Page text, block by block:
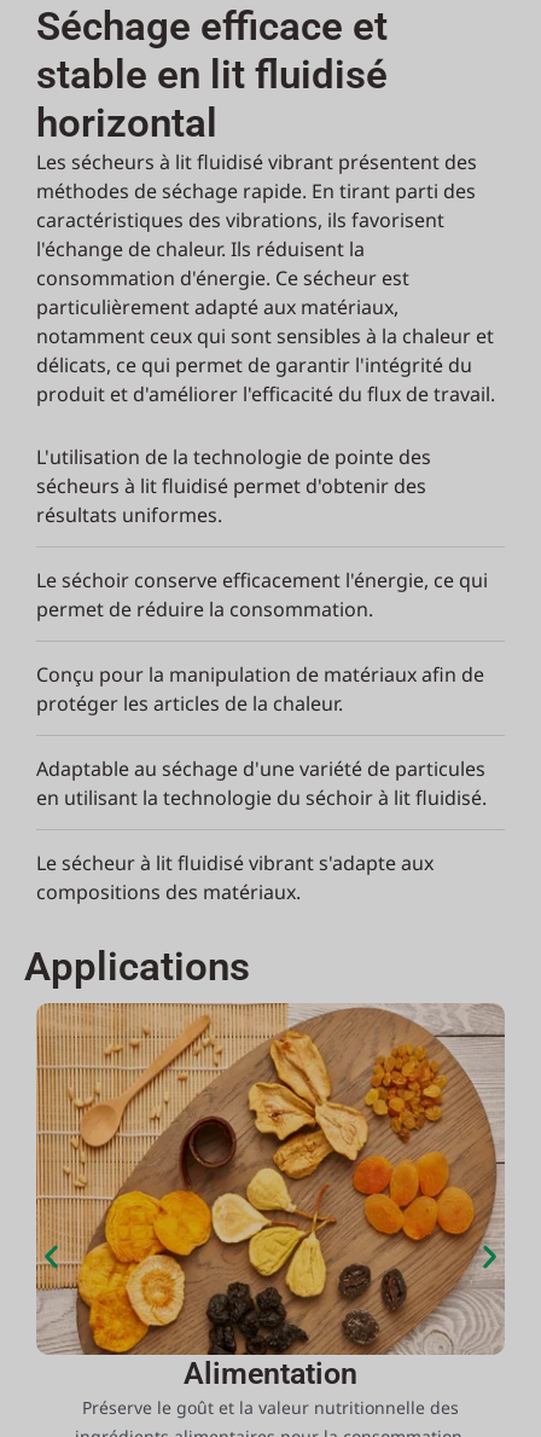
Séchage efficace et
stable en lit fluidisé
horizontal
Les sécheurs à lit fluidisé vibrant présentent des
méthodes de séchage rapide. En tirant parti des
caractéristiques des vibrations, ils favorisent
l'échange de chaleur. Ils réduisent la
consommation d'énergie. Ce sécheur est
particulièrement adapté aux matériaux,
notamment ceux qui sont sensibles à la chaleur et
délicats, ce qui permet de garantir l'intégrité du
produit et d'améliorer l'efficacité du flux de travail.
L'utilisation de la technologie de pointe des
sécheurs à lit fluidisé permet d'obtenir des
résultats uniformes.
Le séchoir conserve efficacement l'énergie, ce qui
permet de réduire la consommation.
Conçu pour la manipulation de matériaux afin de
protéger les articles de la chaleur.
Adaptable au séchage d'une variété de particules
en utilisant la technologie du séchoir à lit fluidisé.
Le sécheur à lit fluidisé vibrant s'adapte aux
compositions des matériaux.
Applications
Alimentation
Préserve le goût et la valeur nutritionnelle des